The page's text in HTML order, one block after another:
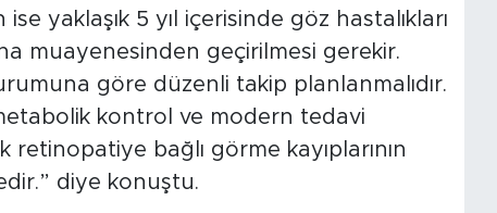
yaklaşık 5 yıl içerisinde göz hastalıkları
muayenesinden geçirilmesi gerekir.
göre düzenli takip planlanmalıdır.
kontrol ve modern tedavi
bağlı görme kayıplarının
diye konuştu.